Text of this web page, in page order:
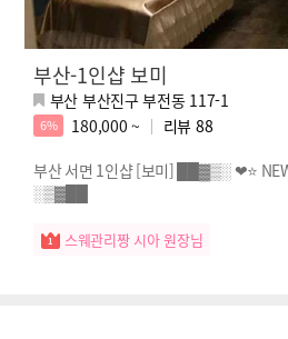
부산-1인샵 보미
부산 부산진구 부전동 117-1
6% 180,000 ~ 리뷰 88
부산 서면 1인샵 [보미] ██▓▒░ ❤⭐
░▒▓██
스웨관리짱 시아 원장님